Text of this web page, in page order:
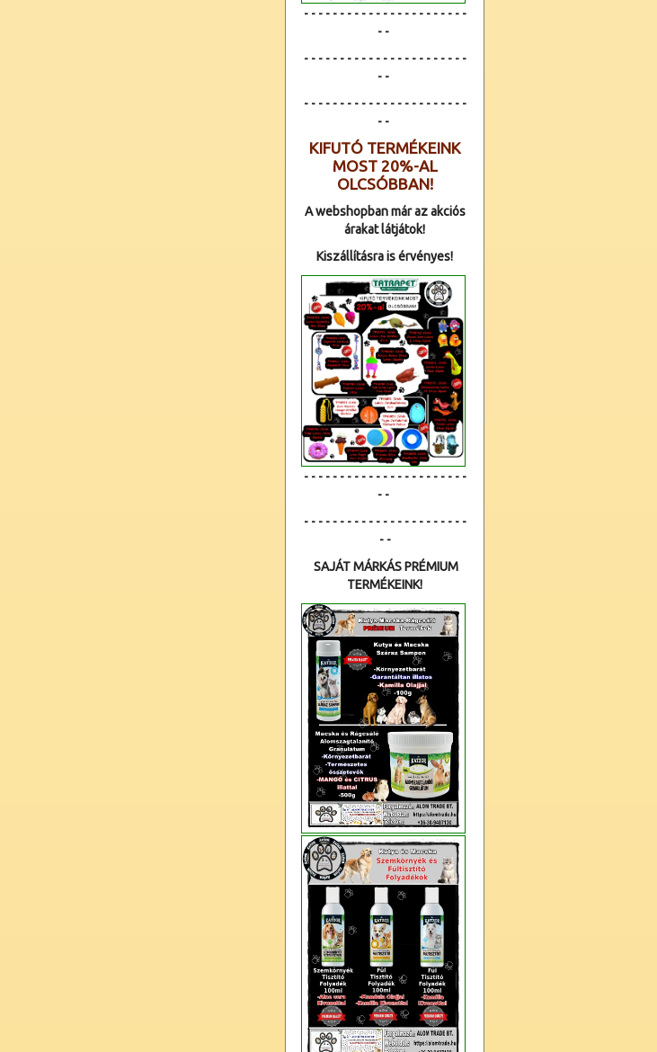
- - - - - - - - - - - - - - - - - - - - - - -
- -
- - - - - - - - - - - - - - - - - - - - - - -
- -
- - - - - - - - - - - - - - - - - - - - - - -
- -
KIFUTÓ TERMÉKEINK
MOST 20%-AL
OLCSÓBBAN!
A webshopban már az akciós
árakat látjátok!
Kiszállításra is érvényes!
- - - - - - - - - - - - - - - - - - - - - - -
- -
- - - - - - - - - - - - - - - - - - - - - - -
- -
SAJÁT MÁRKÁS PRÉMIUM
TERMÉKEINK!